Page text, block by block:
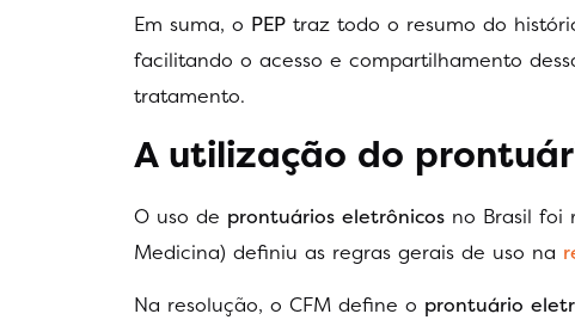
Em suma, o PEP traz todo o resumo do
facilitando o acesso e compartilhamento
tratamento.
A utilização do
O uso de prontuários eletrônicos no Brasil foi
Medicina) definiu as regras gerais de uso na
Na resolução, o CFM define o prontuário